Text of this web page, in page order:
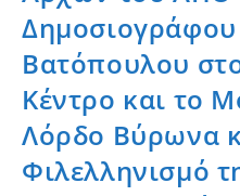
Βατόπουλου
Κέντρο και το
Λόρδο Βύρωνα
Φιλελληνισμό